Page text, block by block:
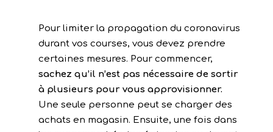
Pour limiter la propagation du coronavirus
durant vos courses, vous devez prendre
certaines mesures. Pour commencer,
sachez qu’il n’est pas nécessaire de sortir
à plusieurs pour vous approvisionner.
Une seule personne peut se charger des
achats en magasin. Ensuite, une fois dans